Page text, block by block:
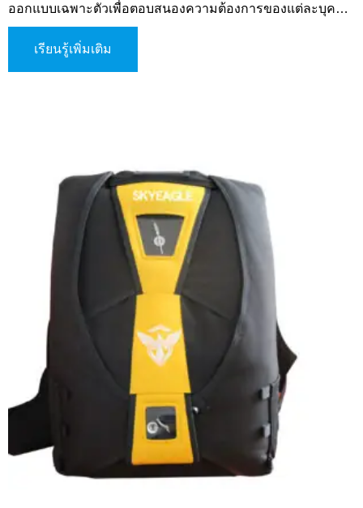
ออกแบบเฉพาะตัวเพื่อตอบสนองความต้องการของแต่ละบุคคล
โดยมั่นใจในความปลอดภัยและความสะดวกสบายที่เหนือกว่า
เป็นตัวเลือกที่สมบูรณ์แบบสำหรับนักกระโดดร่ม
เรียนรู้เพิ่มเติม